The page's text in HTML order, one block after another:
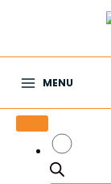
Menu
MENU